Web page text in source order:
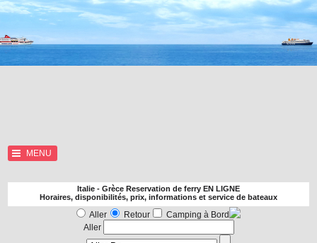
MENU
Italie - Grèce Reservation de ferry EN LIGNE
Horaires, disponibilités, prix, informations et service de bateaux
Aller Retour
Camping à Bord
Aller